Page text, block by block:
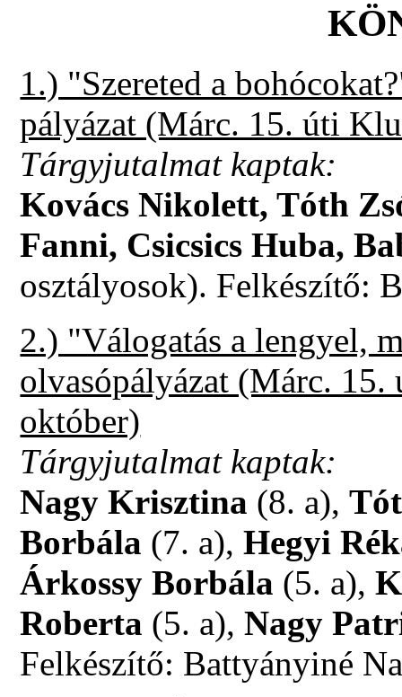
1.) "Szereted a
pályázat (Márc. 15. úti
Tárgyjutalmat kaptak:
Kovács Nikolett, Tóth
Fanni, Csicsics Huba,
osztályosok). Felkészítő:
2.) "Válogatás a lengyel,
olvasópályázat (Márc.
október)
Tárgyjutalmat kaptak:
Nagy Krisztina (8. a),
Borbála (7. a),Hegyi
Árkossy Borbála (5. a),
Roberta (5. a),Nagy
Felkészítő: Battyányiné